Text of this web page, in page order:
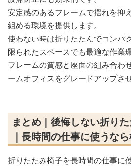
安定感のあるフレームで揺れを抑
組める環境を提供します。
使わない時は折りたたんでコンパ
限られたスペースでも最適な作業
フレームの質感と座面の組み合わ
ームオフィスをグレードアップさせ
まとめ｜後悔しない折り
｜長時間の仕事に使うな
折りたたみ椅子を長時間の仕事に